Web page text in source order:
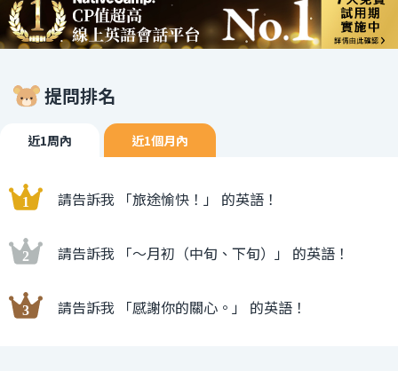
提問排名
近1周內 近1個月內
請告訴我 「旅途愉快！」 的英語！
請告訴我 「〜月初（中旬、下旬）」 的英語！
請告訴我 「感謝你的關心。」 的英語！